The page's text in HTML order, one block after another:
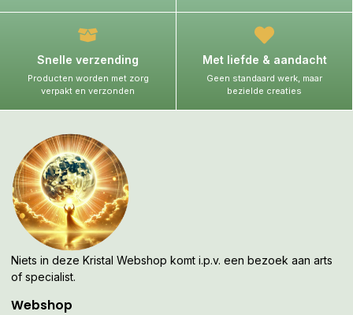
Snelle verzending
Producten worden met zorg
verpakt en verzonden
Met liefde & aandacht
Geen standaard werk, maar
bezielde creaties
Niets in deze Kristal Webshop komt i.p.v. een bezoek aan arts
of specialist.
Webshop